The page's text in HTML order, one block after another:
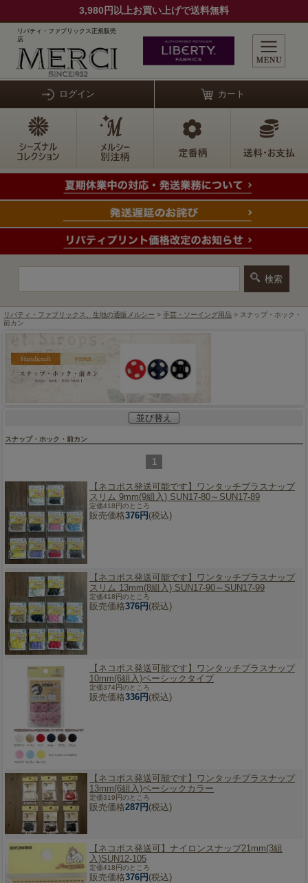
3,980円以上お買い上げで送料無料
リバティ・ファブリックス正規販売
店
ログイン カート
リバティ・ファブリックス、生地の通販メルシー > 手芸・ソーイング用品 > スナップ・ホック・
前カン
並び替え
スナップ・ホック・前カン
1
【ネコポス発送可能です】 ワンタッチプラスナップ
スリム 9mm(9組入) SUN17-80～SUN17-89
定価418円のところ
販売価格376円 (税込)
【ネコポス発送可能です】
ワンタッチプラスナップ
スリム 13mm(8組入) SUN17-90～SUN17-99
定価418円のところ
販売価格376円 (税込)
【ネコポス発送可能です】 ワンタッチプラスナップ
10mm(6組入)ベーシックタイプ
定価374円のところ
販売価格336円 (税込)
【ネコポス発送可能です】
ワンタッチプラスナップ
13mm(6組入)ベーシックカラー
定価319円のところ
販売価格287円 (税込)
【ネコポス発送可】 ナイロンスナップ21mm(3組
入)SUN12-105
定価418円のところ
販売価格376円 (税込)